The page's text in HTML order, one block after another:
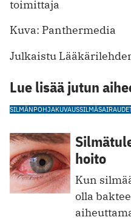
toimittaja
Kuva: Panthermedia
Julkaistu
Lue lisää jutun
SILMÄNPOHJAKUVAUS
hoito
Kun
olla